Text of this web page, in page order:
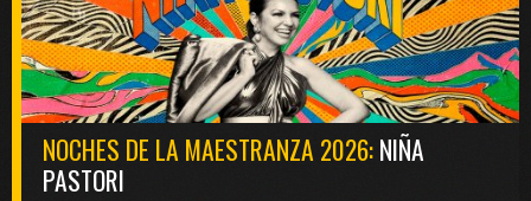
NOCHES DE LA MAESTRANZA 2026:NIÑA
PASTORI